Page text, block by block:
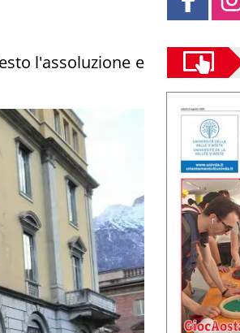
l'assoluzione e